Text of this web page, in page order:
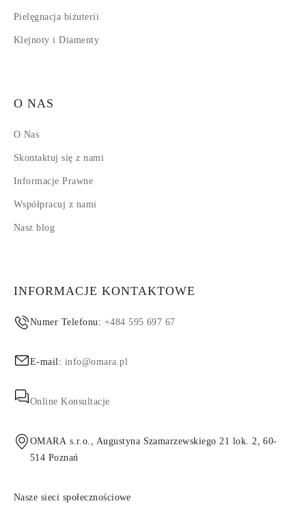
Pielęgnacja biżuterii
Klejnoty i Diamenty
O NAS
O Nas
Skontaktuj się z nami
Informacje Prawne
Współpracuj z nami
Nasz blog
INFORMACJE KONTAKTOWE
Numer Telefonu: +484 595 697 67
E-mail: info@omara.pl
Online Konsultacje
OMARA s.r.o., Augustyna Szamarzewskiego 21 lok. 2, 60-
514 Poznań
Nasze sieci społecznościowe